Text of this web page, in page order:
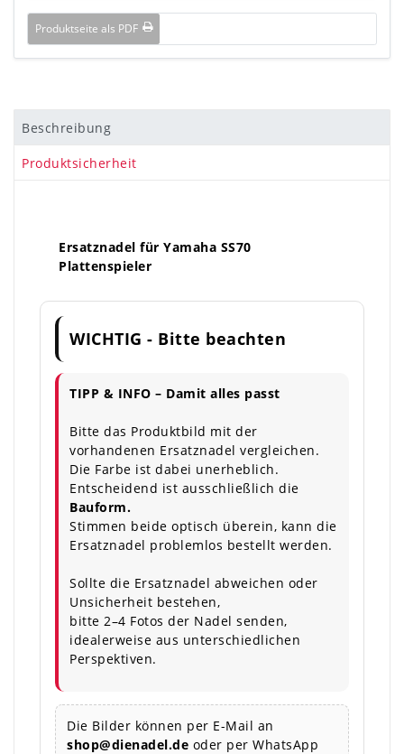
Produktseite als PDF
Beschreibung
Produktsicherheit
Ersatznadel für Yamaha SS70
Plattenspieler
WICHTIG - Bitte beachten
TIPP & INFO – Damit alles passt
Bitte das Produktbild mit der
vorhandenen Ersatznadel vergleichen.
Die Farbe ist dabei unerheblich.
Entscheidend ist ausschließlich die
Bauform.
Stimmen beide optisch überein, kann die
Ersatznadel problemlos bestellt werden.
Sollte die Ersatznadel abweichen oder
Unsicherheit bestehen,
bitte 2–4 Fotos der Nadel senden,
idealerweise aus unterschiedlichen
Perspektiven.
Die Bilder können per E-Mail an
shop@dienadel.de oder per WhatsApp